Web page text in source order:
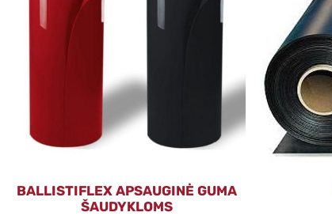
BALLISTIFLEX APSAUGINĖ GUMA
ŠAUDYKLOMS